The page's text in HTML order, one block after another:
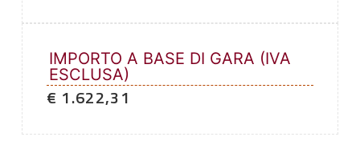
IMPORTO A BASE DI GARA (IVA
ESCLUSA)
€ 1.622,31